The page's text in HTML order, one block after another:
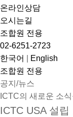
온라인상담
오시는길
조합원 전용
02-6251-2723
한국어
English
조합원 전용
공지/뉴스
ICTC의 새로운 소
ICTC USA 설립